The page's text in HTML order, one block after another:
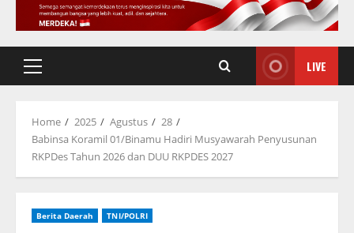
Primary
LIVE
Home 2025 Agustus
28
Babinsa Koramil 01/Binamu Hadiri Musyawarah Penyusunan
RKPDes Tahun 2026 dan DUU RKPDES 2027
Berita Daerah TNI/POLRI